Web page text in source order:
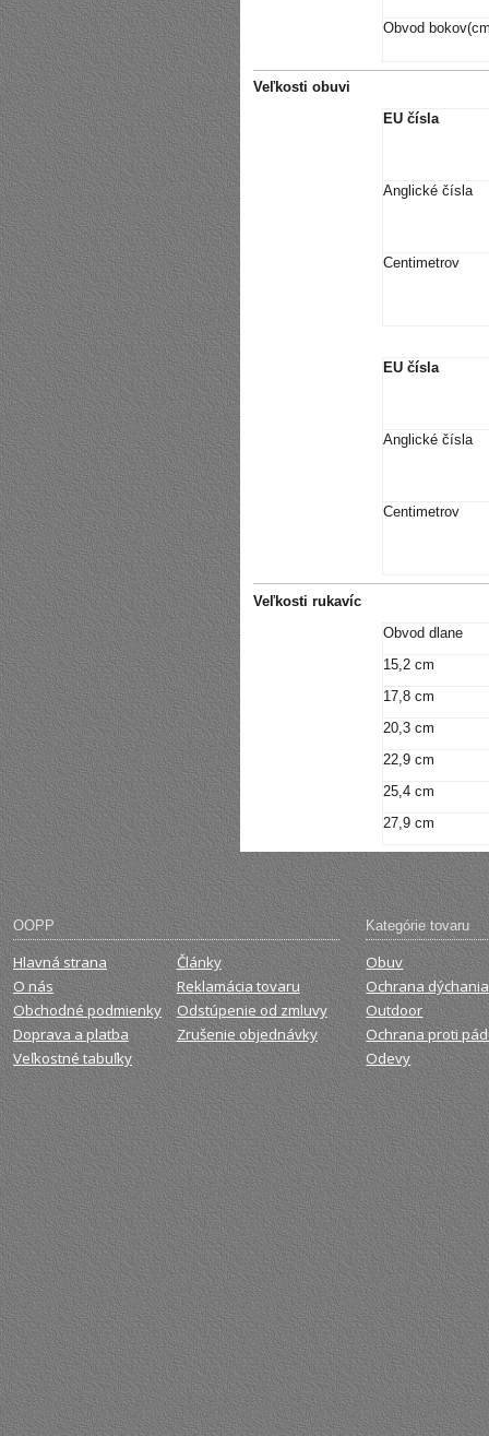
Obvod
Veľkosti obuvi
EU čísla
Anglické čísla
Centimetrov
EU čísla
Anglické čísla
Centimetrov
Veľkosti rukavíc
Obvod dlane
15,2 cm
17,8 cm
20,3 cm
22,9 cm
25,4 cm
27,9 cm
OOPP
Hlavná strana
O nás
Obchodné podmienky
Doprava a platba
Veľkostné tabuľky
Články
Reklamácia tovaru
Odstúpenie od zmluvy
Zrušenie objednávky
Kategórie tovaru
Obuv
Ochrana dýchania
Outdoor
Ochrana proti
Odevy